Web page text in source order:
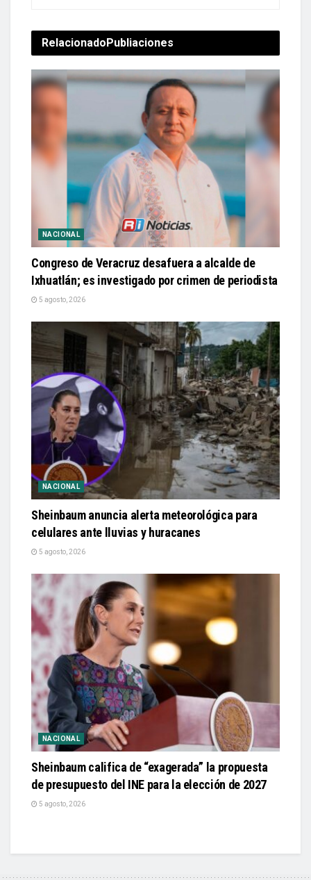
RelacionadoPubliaciones
NACIONAL
Congreso de Veracruz desafuera a alcalde de
Ixhuatlán; es investigado por crimen de periodista
5 agosto, 2026
NACIONAL
Sheinbaum anuncia alerta meteorológica para
celulares ante lluvias y huracanes
5 agosto, 2026
NACIONAL
Sheinbaum califica de “exagerada” la propuesta
de presupuesto del INE para la elección de 2027
5 agosto, 2026